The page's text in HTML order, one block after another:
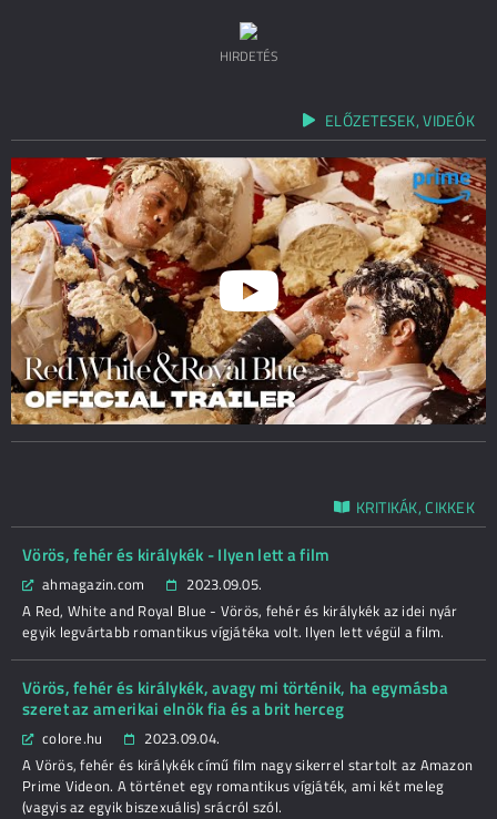
HIRDETÉS
ELŐZETESEK, VIDEÓK
KRITIKÁK, CIKKEK
Vörös, fehér és királykék - Ilyen lett a film
ahmagazin.com
2023.09.05.
A Red, White and Royal Blue - Vörös, fehér és királykék az idei nyár
egyik legvártabb romantikus vígjátéka volt. Ilyen lett végül a film.
Vörös, fehér és királykék, avagy mi történik, ha egymásba
szeret az amerikai elnök fia és a brit herceg
colore.hu
2023.09.04.
A Vörös, fehér és királykék című film nagy sikerrel startolt az Amazon
Prime Videon. A történet egy romantikus vígjáték, ami két meleg
(vagyis az egyik biszexuális) srácról szól.